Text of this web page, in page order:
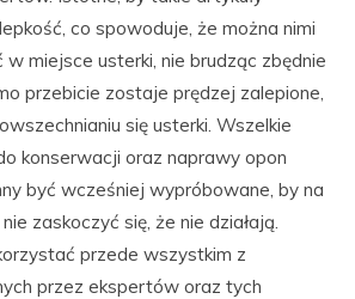
co spowoduje, że można nimi
w miejsce usterki, nie brudząc zbędnie
przebicie zostaje prędzej zalepione,
się usterki. Wszelkie
konserwacji oraz naprawy opon
być wcześniej wypróbowane, by na
zaskoczyć się, że nie działają.
przede wszystkim z
przez ekspertów oraz tych